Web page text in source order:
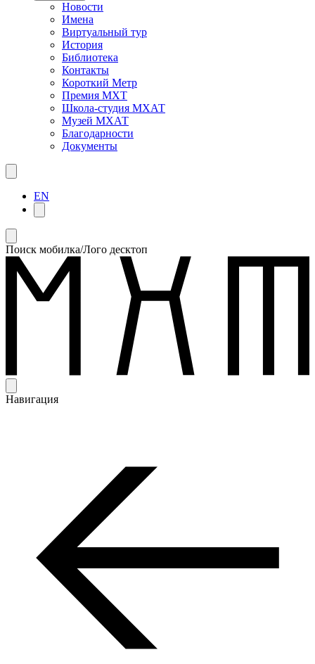
Новости
Имена
Виртуальный тур
История
Библиотека
Контакты
Короткий Метр
Премия МХТ
Школа-студия МХАТ
Музей МХАТ
Благодарности
Документы
EN
Поиск мобилка/Лого десктоп
Навигация